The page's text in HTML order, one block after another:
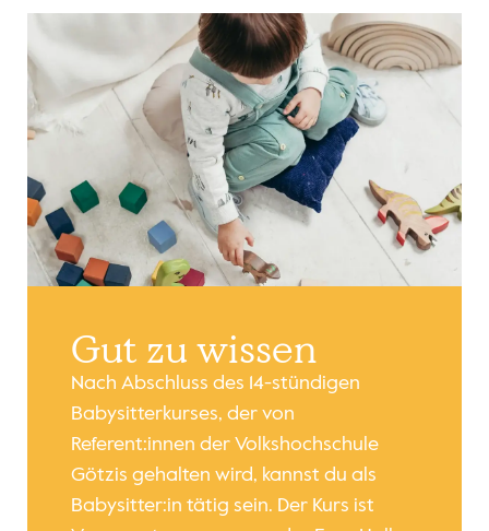
Gut zu wissen
Nach Abschluss des 14-stündigen
Babysitterkurses, der von
Referent:innen der Volkshochschule
Götzis gehalten wird, kannst du als
Babysitter:in tätig sein. Der Kurs ist